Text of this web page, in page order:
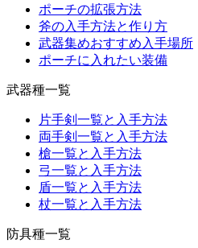
ポーチの拡張方法
斧の入手方法と作り方
武器集めおすすめ入手場所
ポーチに入れたい装備
武器種一覧
片手剣一覧と入手方法
両手剣一覧と入手方法
槍一覧と入手方法
弓一覧と入手方法
盾一覧と入手方法
杖一覧と入手方法
防具種一覧